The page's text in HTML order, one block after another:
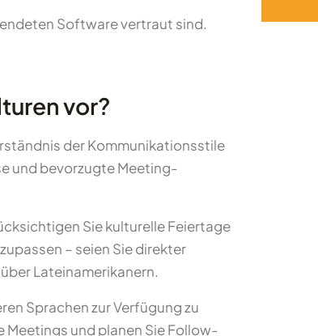
Software vertraut sind.
vor?
der Kommunikationsstile
und bevorzugte Meeting-
Sie kulturelle Feiertage
– seien Sie direkter
Lateinamerikanern.
Sprachen zur Verfügung zu
Meetings und planen Sie Follow-